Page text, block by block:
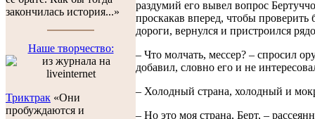
закончилась история...»
Наше творчество:
Триктрак «Они
пробуждаются и
раздумий его вывел вопрос
проскакав вперед, чтобы проверить
дороги, вернулся и пристроился
– Что молчать, мессер? – спросил
добавил, словно его и не
– Холодный страна, холодный и
– Но это моя страна, Берт, –